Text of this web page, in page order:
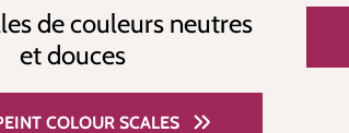
de couleurs neutres
et douces
COLOUR SCALES